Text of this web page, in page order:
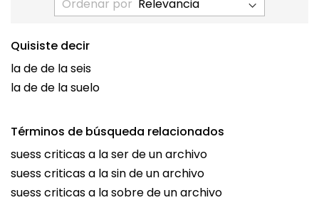
Ordenar por
Quisiste decir
la de de la seis
la de de la suelo
Términos de búsqueda relacionados
suess criticas a la ser de un archivo
suess criticas a la sin de un archivo
suess criticas a la sobre de un archivo